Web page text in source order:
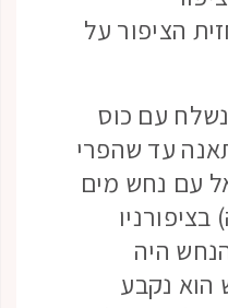
הציפור על
עם כוס
עד שהפרי
עם נחש מים
היה
הוא נקבע